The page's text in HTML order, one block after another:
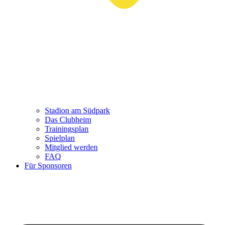
Stadion am Südpark
Das Clubheim
Trainingsplan
Spielplan
Mitglied werden
FAQ
Für Sponsoren